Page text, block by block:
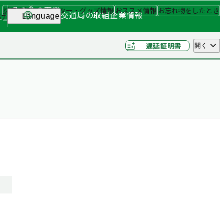
採用情報キャラクター・グッズ情報おススメ情報 お忘れ物をしたとき
Language
その他の事業
（関連事業）交通局の取組企業情報
遅延証明書 開く